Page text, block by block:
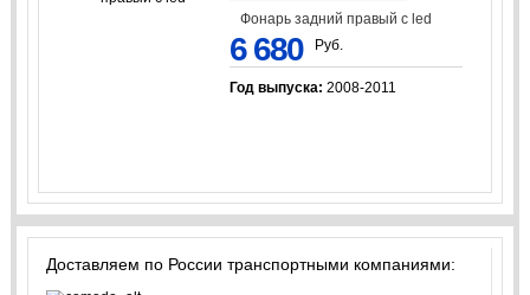
Фонарь задний правый с led
6 680 Руб.
Год выпуска: 2008-2011
Доставляем по России транспортными компаниями: